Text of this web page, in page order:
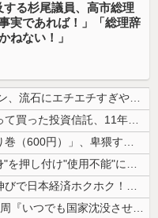
する杉尾議員、高市総理
実であれば！」「総理辞
ねない！」
【画像】 この佳子さまのボディライン、流石にエチエチすぎやろ！
【投資の闇】「銀行なら安心」と思って買った投資信託、11年後に確認した...
【画像あり】ディズニーの「おいなり巻（600円）」、卑猥すぎて賛否両論...
【 つ 】面識ある女性の水筒に"下半身"を押し付け"使用不能"にした疑...
【悲報】円安容認派「円安は輸出が伸びで日本経済ホクホク！」⇒ 世界に売...
【速報】中露の武装軍艦4隻が日本一周『いつでも国家沈没させられるぞ』